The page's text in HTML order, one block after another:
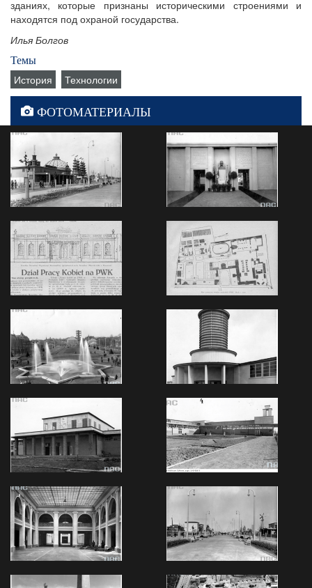
зданиях, которые признаны историческими строениями и
находятся под охраной государства.
Илья Болгов
Темы
История Технологии
ФОТОМАТЕРИАЛЫ